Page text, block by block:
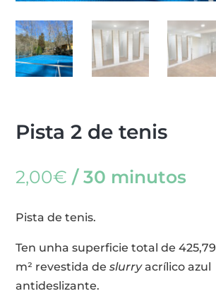
Pista 2 de tenis
2,00€ / 30 minutos
Pista de tenis.
Ten unha superficie total de 425,79
m² revestida deslurryacrílico azul
antideslizante.